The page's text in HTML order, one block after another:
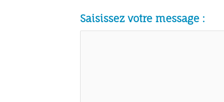
Saisissez votre message :